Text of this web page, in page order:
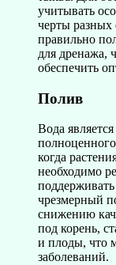
учитывать
черты разных
правильно
для дренажа,
обеспечить
Полив
Вода
когда
необходимо
чрезмерный
снижению
под корень,
и плоды, что
заболеваний.